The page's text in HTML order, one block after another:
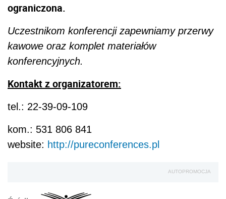
ograniczona.
Uczestnikom konferencji zapewniamy przerwy
kawowe oraz komplet materiałów
konferencyjnych.
Kontakt z organizatorem:
tel.: 22-39-09-109
kom.: 531 806 841
website: http://pureconferences.pl
AUTOPROMOCJA